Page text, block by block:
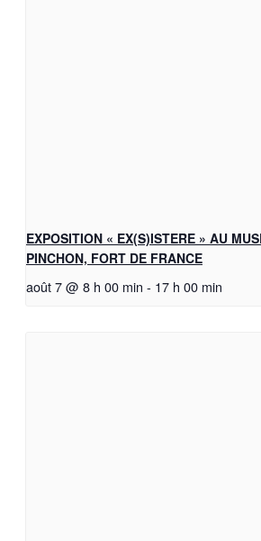
EXPOSITION « EX(S)ISTERE » AU
PINCHON, FORT DE FRANCE
août 7 @ 8 h 00 min - 17 h 00 min